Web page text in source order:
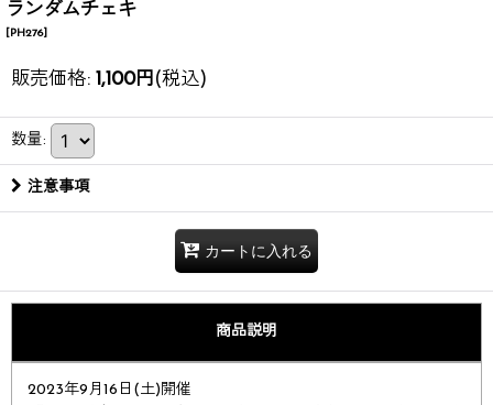
ランダムチェキ
[PH276]
販売価格: 1,100円 (税込)
数量:
注意事項
カートに入れる
商品説明
2023年9月16日(土)開催